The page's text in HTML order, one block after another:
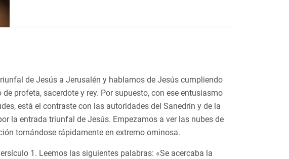
de Jesús a Jerusalén y hablamos de Jesús cumpliendo
profeta, sacerdote y rey. Por supuesto, con ese entusiasmo
está el contraste con las autoridades del Sanedrín y de la
la entrada triunfal de Jesús. Empezamos a ver las nubes de
tornándose rápidamente en extremo ominosa.
1. Leemos las siguientes palabras: «Se acercaba la